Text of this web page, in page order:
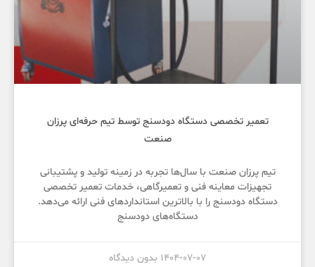
تعمیر تخصصی دستگاه دودسنج توسط تیم حرفه‌ای پرزان
صنعت
تیم پرزان صنعت با سال‌ها تجربه در زمینه تولید و پشتیبانی
تجهیزات معاینه فنی و تعمیرگاهی، خدمات تعمیر تخصصی
دستگاه دودسنج را با بالاترین استانداردهای فنی ارائه می‌دهد.
دستگاه‌های دودسنج
1404-07-07 بدون دیدگاه